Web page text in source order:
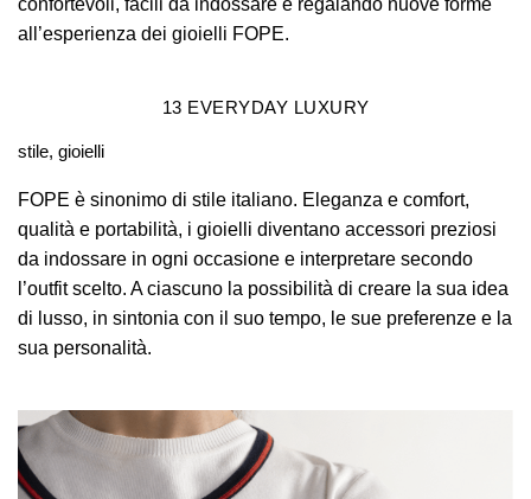
confortevoli, facili da indossare e regalando nuove forme
all’esperienza dei gioielli FOPE.
13 EVERYDAY LUXURY
stile, gioielli
FOPE è sinonimo di stile italiano. Eleganza e comfort,
qualità e portabilità, i gioielli diventano accessori preziosi
da indossare in ogni occasione e interpretare secondo
l’outfit scelto. A ciascuno la possibilità di creare la sua idea
di lusso, in sintonia con il suo tempo, le sue preferenze e la
sua personalità.